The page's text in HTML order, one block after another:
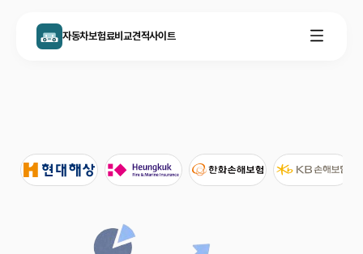
자동차보험료비교견적사이트